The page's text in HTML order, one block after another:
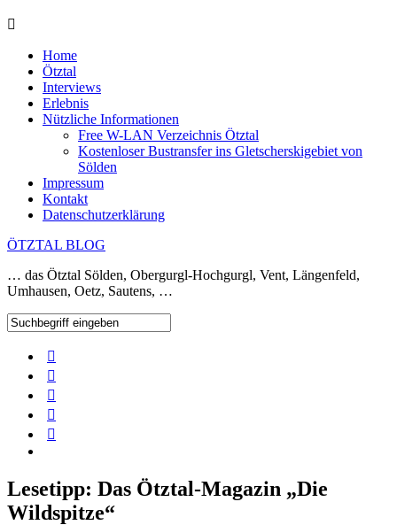
Home
Ötztal
Interviews
Erlebnis
Nützliche Informationen
Free W-LAN Verzeichnis Ötztal
Kostenloser Bustransfer ins Gletscherskigebiet von
Sölden
Impressum
Kontakt
Datenschutzerklärung
ÖTZTAL BLOG
… das Ötztal Sölden, Obergurgl-Hochgurgl, Vent, Längenfeld,
Umhausen, Oetz, Sautens, …
Lesetipp: Das Ötztal-Magazin „Die
Wildspitze“